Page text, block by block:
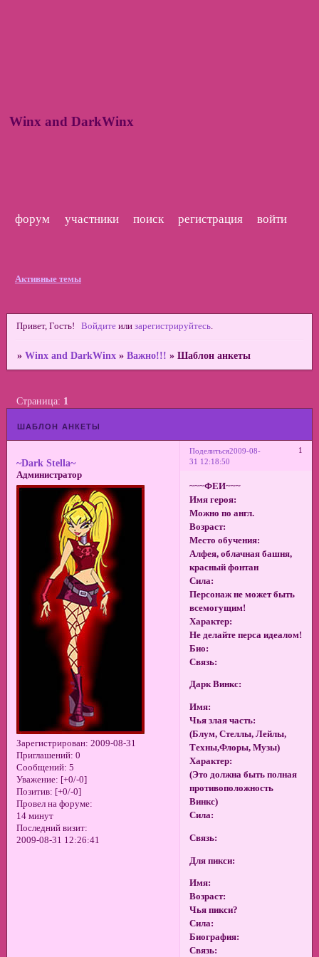
Winx and DarkWinx
форум участники поиск регистрация войти
Активные темы
Привет, Гость! Войдите илизарегистрируйтесь.
» Winx and DarkWinx » Важно!!! » Шаблон анкеты
шаблон анкеты
Страница: 1
Поделиться 1
2009-08-
31 12:18:50
~Dark Stella~
Администратор
Зарегистрирован: 2009-08-31
Приглашений: 0
Сообщений: 5
Уважение: [+0/-0]
Позитив: [+0/-0]
Провел на форуме:
14 минут
Последний визит:
2009-08-31 12:26:41
~~~ФЕИ~~~
Имя героя:
Можно по англ.
Возраст:
Место обучения:
Алфея, облачная башня,
красный фонтан
Сила:
Персонаж не может быть
всемогущим!
Характер:
Не делайте перса идеалом!
Био:
Связь:
Дарк Винкс:
Имя:
Чья злая часть:
(Блум, Стеллы, Лейлы,
Техны,Флоры, Музы)
Характер:
(Это должна быть полная
противоположность
Винкс)
Сила:
Связь:
Для пикси:
Имя:
Возраст:
Чья пикси?
Сила:
Биография:
Связь: